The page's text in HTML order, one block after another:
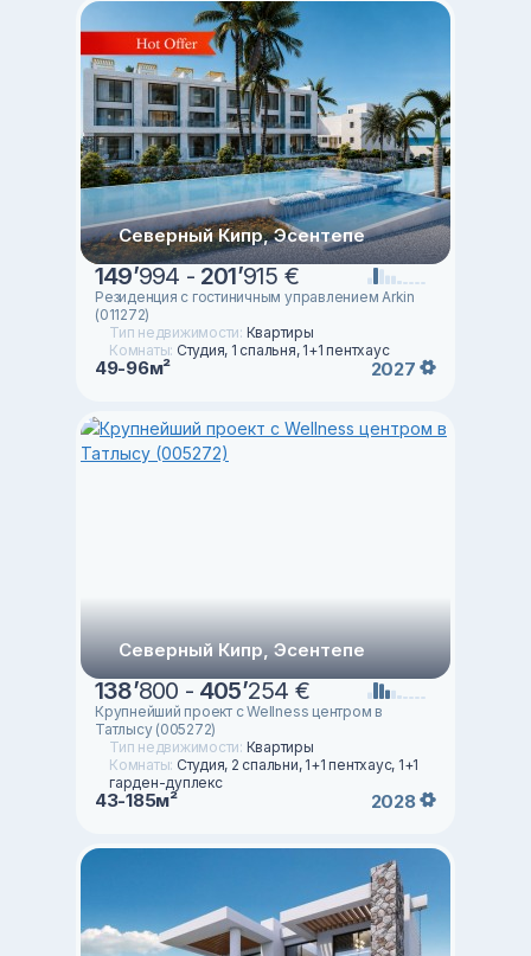
Северный Кипр, Эсентепе
149’994 - 201’915 €
Резиденция с гостиничным управлением Arkin
(011272)
Тип недвижимости: Квартиры
Комнаты: Студия, 1 спальня, 1+1 пентхаус
49-96м² 2027
Северный Кипр, Эсентепе
138’800 - 405’254 €
Крупнейший проект с Wellness центром в
Татлысу (005272)
Тип недвижимости: Квартиры
Комнаты: Студия, 2 спальни, 1+1 пентхаус, 1+1
гарден-дуплекс
43-185м² 2028